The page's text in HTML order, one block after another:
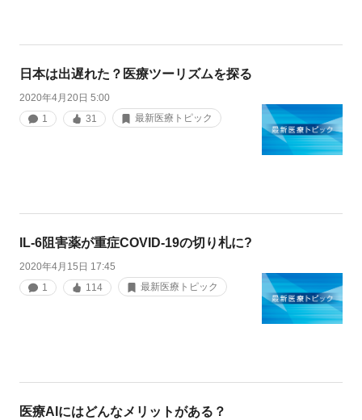
日本は出遅れた？医療ツーリズムを探る
2020年4月20日 5:00
1
31 最新医療トピック
IL-6阻害薬が重症COVID-19の切り札に?
2020年4月15日 17:45
1
114 最新医療トピック
医療AIにはどんなメリットがある？